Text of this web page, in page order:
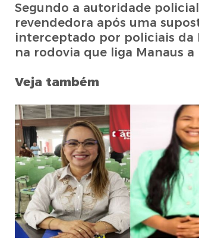
Segundo a autoridade
revendedora após uma
interceptado por policiais da
na rodovia que liga Manaus a
Veja também